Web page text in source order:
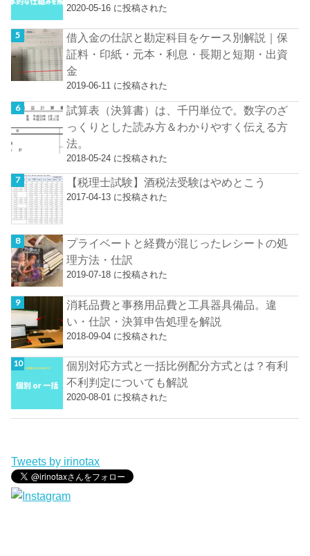
2020-05-16 に投稿された
借入金の仕訳と勘定科目をケース別解説｜保
証料・印紙・元本・利息・長期と短期・出資
金
2019-06-11 に投稿された
試算表（決算書）は、千円単位で。数字のざ
っくりとした読み方＆わかりやすく伝える方
法。
2018-05-24 に投稿された
【税理士試験】酒税法受験はやめとこう
2017-04-13 に投稿された
プライベートと経費が混じったレシートの処
理方法・仕訳
2019-07-18 に投稿された
消耗品費と事務用品費と工具器具備品。違
い・仕訳・決算申告処理を解説
2018-09-04 に投稿された
個別対応方式と一括比例配分方式とは？有利
不利判定についても解説
2020-08-01 に投稿された
Tweets by irinotax